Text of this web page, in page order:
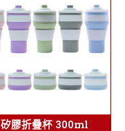
矽膠折疊杯 300ml